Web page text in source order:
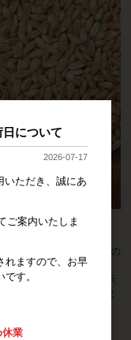
グ）処理を行い、表面の
入していただけるの
品のため賞味期限表示
発生する恐れがありま
について
2026-07-17
いただき、誠にあ
ご案内いたしま
れますので、お早
す。
業